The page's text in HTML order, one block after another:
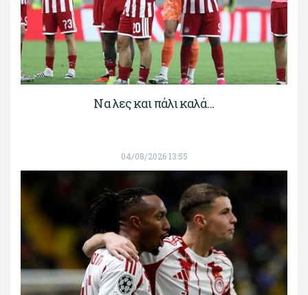
Να λες και πάλι καλά…
04/08/2026 13:55